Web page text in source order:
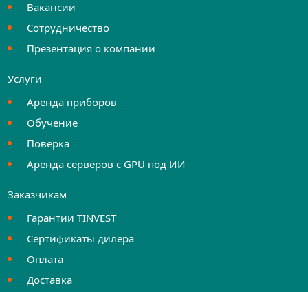
Вакансии
Сотрудничество
Презентация о компании
Услуги
Аренда приборов
Обучение
Поверка
Аренда серверов с GPU под ИИ
Заказчикам
Гарантии TINVEST
Сертификаты дилера
Оплата
Доставка